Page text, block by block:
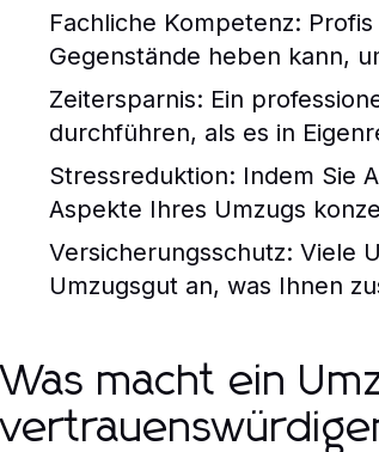
Fachliche Kompetenz:
Gegenstände heben kann,
Zeitersparnis: Ein
durchführen, als es in
Stressreduktion: Indem Sie
Aspekte Ihres Umzugs
Versicherungsschutz: Viele
Umzugsgut an, was Ihnen
Was macht ein